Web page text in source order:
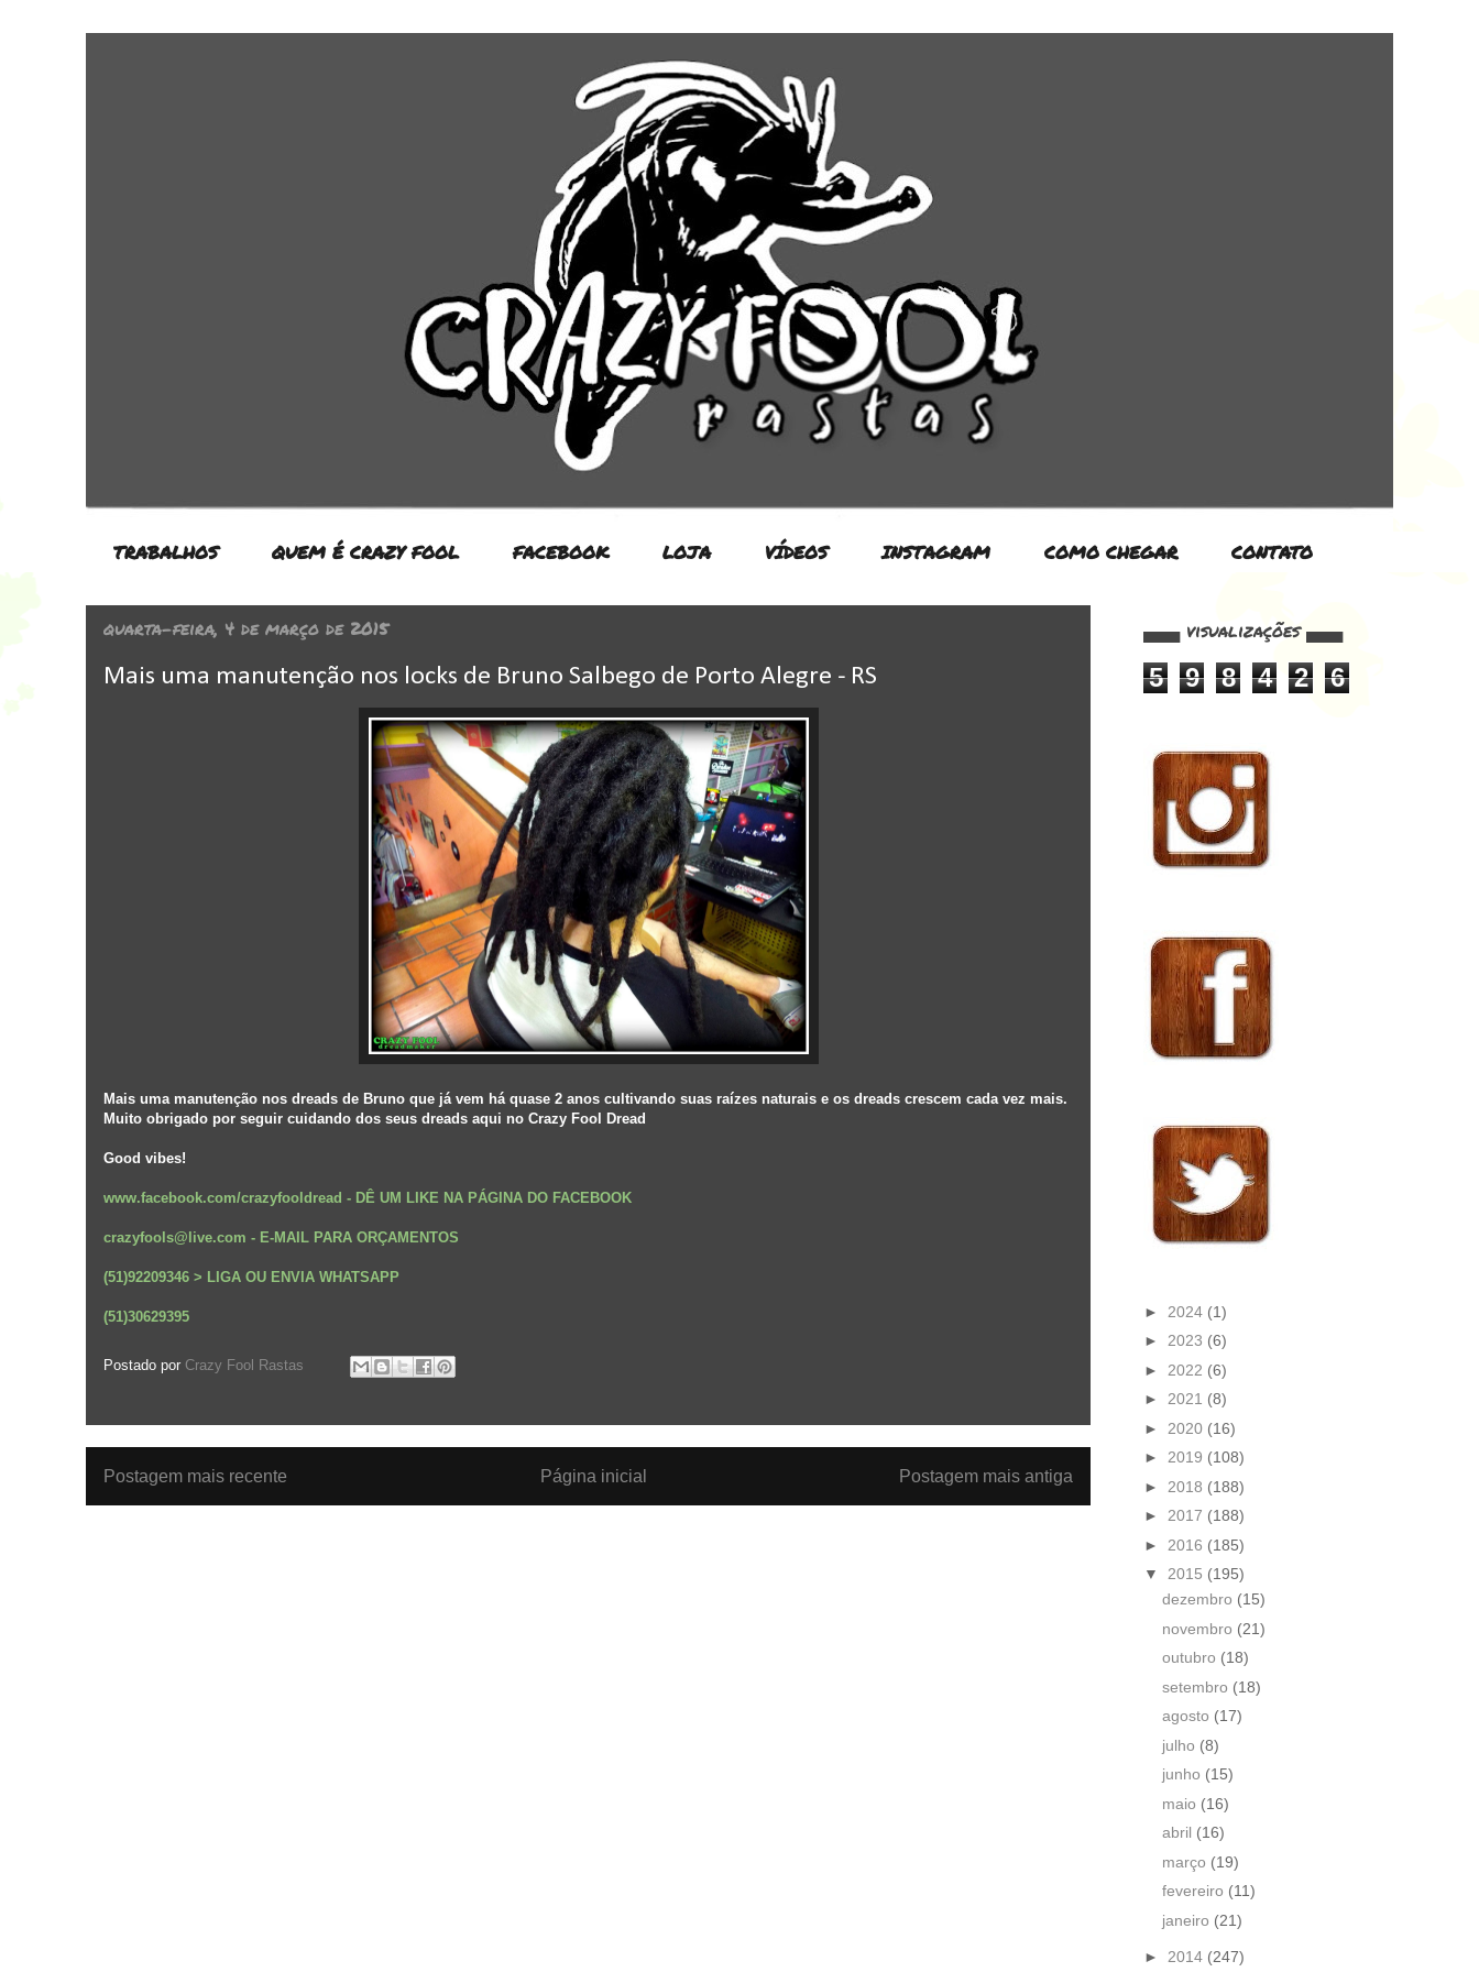
TRABALHOS QUEM É CRAZY FOOL FACEBOOK LOJA VÍDEOS INSTAGRAM COMO CHEGAR CONTATO
quarta-feira, 4 de março de 2015
Mais uma manutenção nos locks de Bruno Salbego de Porto Alegre - RS
Mais uma manutenção nos dreads de Bruno que já vem há quase 2 anos cultivando suas raízes naturais e os dreads crescem cada vez mais.
Muito obrigado por seguir cuidando dos seus dreads aqui no Crazy Fool Dread
Good vibes!
www.facebook.com/crazyfooldread - DÊ UM LIKE NA PÁGINA DO FACEBOOK
crazyfools@live.com - E-MAIL PARA ORÇAMENTOS
(51)92209346 > LIGA OU ENVIA WHATSAPP
(51)30629395
Postado por Crazy Fool Rastas
Postagem mais recente Postagem mais antiga
Página inicial
▄▄▄ visualizações ▄▄▄
5 9 8 4 2 6
► 2024 (1)
► 2023 (6)
► 2022 (6)
► 2021 (8)
► 2020 (16)
► 2019 (108)
► 2018 (188)
► 2017 (188)
► 2016 (185)
▼ 2015 (195)
dezembro (15)
novembro (21)
outubro (18)
setembro (18)
agosto (17)
julho (8)
junho (15)
maio (16)
abril (16)
março (19)
fevereiro (11)
janeiro (21)
► 2014 (247)